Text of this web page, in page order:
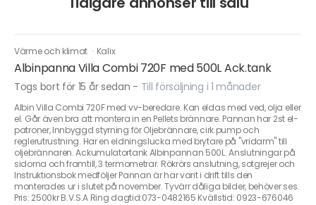
Värme och klimat · Kalix
Albinpanna Villa Combi 720F med 500L Ack.tank
Togs bort för 15 år sedan - Till försäljning i 1 månader
Albin Villa Combi 720F med vv-beredare. Kan eldas med ved, olja eller
el. Går även bra att montera in en Pellets brännare. Pannan har 2st el-
patroner, Innbyggd styrning för Oljebrännare, cirk.pump och
reglerutrustning. Har en eldningslucka med brytare på "vridarm" till
oljebrännaren. Ackumulatortank Albinpannan 500L. Anslutningar på
sidorna och framtill, 3 termometrar. Rökrörs anslutning, sotgrejer och
Instruktionsbok medföljer Pannan är har varit i drift tills den
monterades ur i slutet på november. Tyvärr dåliga bilder, behöver ses.
Pris: 2500kr B.V.S.A Ring dagtid:073-0482165 Kvällstid: 0923-676046